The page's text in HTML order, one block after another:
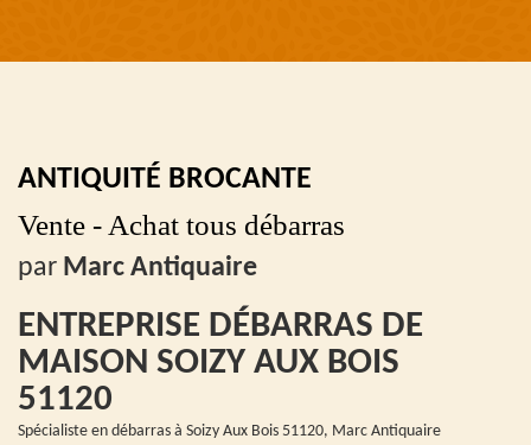
ANTIQUITÉ BROCANTE
Vente - Achat tous débarras
par Marc Antiquaire
ENTREPRISE DÉBARRAS DE
MAISON SOIZY AUX BOIS
51120
Spécialiste en débarras à Soizy Aux Bois 51120, Marc Antiquaire